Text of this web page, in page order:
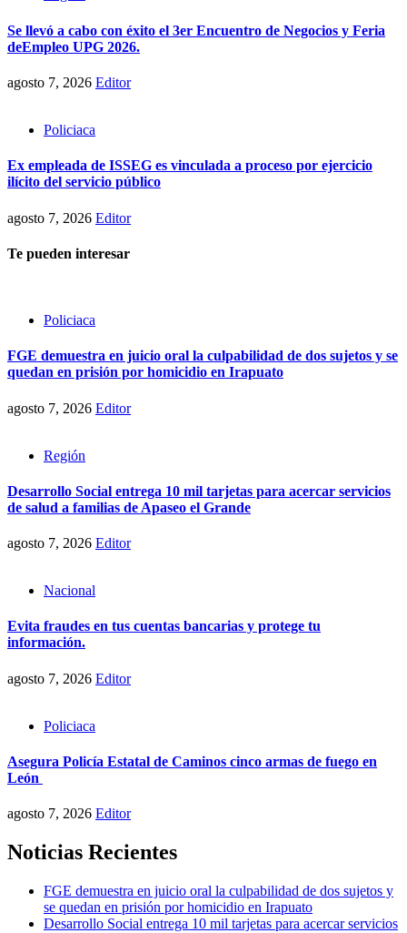
Se llevó a cabo con éxito el 3er Encuentro de Negocios y Feria
deEmpleo UPG 2026.
agosto 7, 2026 Editor
Policiaca
Ex empleada de ISSEG es vinculada a proceso por ejercicio
ilícito del servicio público
agosto 7, 2026 Editor
Te pueden interesar
Policiaca
FGE demuestra en juicio oral la culpabilidad de dos sujetos y se
quedan en prisión por homicidio en Irapuato
agosto 7, 2026 Editor
Región
Desarrollo Social entrega 10 mil tarjetas para acercar servicios
de salud a familias de Apaseo el Grande
agosto 7, 2026 Editor
Nacional
Evita fraudes en tus cuentas bancarias y protege tu
información.
agosto 7, 2026 Editor
Policiaca
Asegura Policía Estatal de Caminos cinco armas de fuego en
León
agosto 7, 2026 Editor
Noticias Recientes
FGE demuestra en juicio oral la culpabilidad de dos sujetos y
se quedan en prisión por homicidio en Irapuato
Desarrollo Social entrega 10 mil tarjetas para acercar servicios